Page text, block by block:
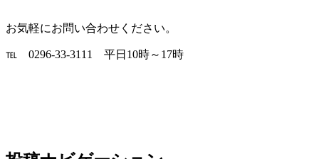
お気軽にお問い合わせください。
℡ 0296-33-3111 平日10時～17時